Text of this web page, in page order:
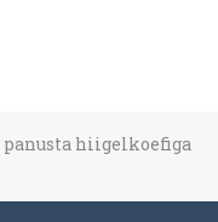
panusta hiigelkoefiga